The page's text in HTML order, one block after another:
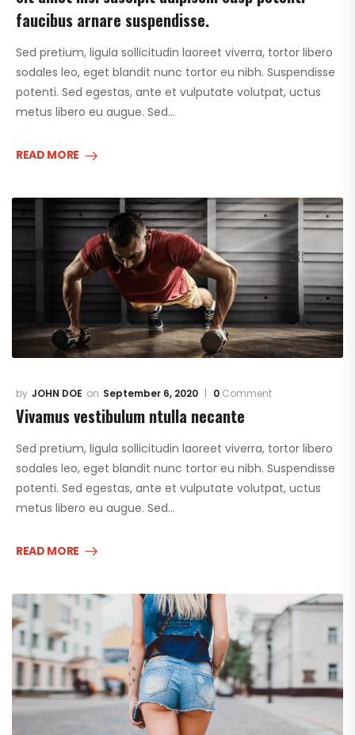
faucibus arnare suspendisse.
Sed pretium, ligula sollicitudin laoreet viverra, tortor libero
sodales leo, eget blandit nunc tortor eu nibh. Suspendisse
potenti. Sed egestas, ante et vulputate volutpat, uctus
metus libero eu augue. Sed…
READ MORE
JOHN DOE September 6, 2020 0 Comment
Vivamus vestibulum ntulla necante
Sed pretium, ligula sollicitudin laoreet viverra, tortor libero
sodales leo, eget blandit nunc tortor eu nibh. Suspendisse
potenti. Sed egestas, ante et vulputate volutpat, uctus
metus libero eu augue. Sed…
READ MORE